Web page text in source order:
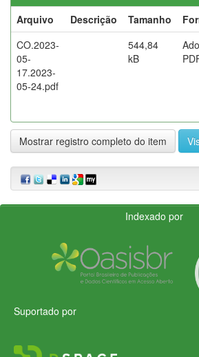
Arquivo
Descrição Tamanho
CO.2023-
05-
17.2023-
05-24.pdf
544,84
kB
Mostrar registro completo do item
Indexado por
Suportado por